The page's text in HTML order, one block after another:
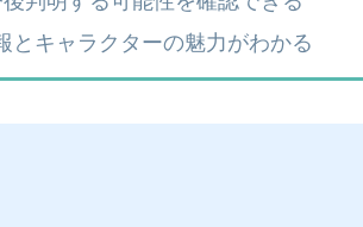
とキャラクターの魅力がわかる